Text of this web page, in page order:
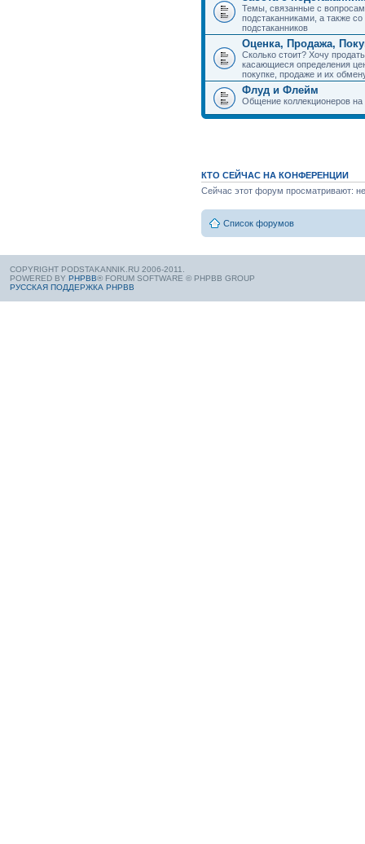
Темы, связанные с
подстаканниками, а также
подстаканников
Оценка, Продажа,
Сколько стоит? Хочу
касающиеся определения
покупке, продаже и их
Флуд и Флейм
Общение коллекционеров
КТО СЕЙЧАС НА КОНФЕРЕНЦИИ
Сейчас этот форум просматривают:
Список форумов
COPYRIGHT PODSTAKANNIK.RU 2006-2011.
POWERED BY PHPBB® FORUM SOFTWARE © PHPBB GROUP
РУССКАЯ ПОДДЕРЖКА PHPBB